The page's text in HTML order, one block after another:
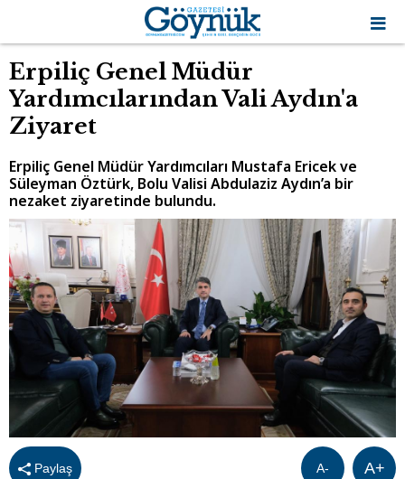
Erpiliç Genel Müdür
Yardımcılarından Vali Aydın'a
Ziyaret
Erpiliç Genel Müdür Yardımcıları Mustafa Ericek ve
Süleyman Öztürk, Bolu Valisi Abdulaziz Aydın’a bir
nezaket ziyaretinde bulundu.
Paylaş A+
A-